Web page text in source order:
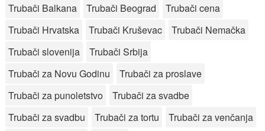
Trubači Balkana
Trubači Beograd
Trubači cena
Trubači Hrvatska
Trubači Kruševac
Trubači Nemačka
Trubači slovenija
Trubači Srbija
Trubači za Novu Godinu
Trubači za proslave
Trubači za punoletstvo
Trubači za svadbe
Trubači za svadbu
Trubači za tortu
Trubači za venčanja